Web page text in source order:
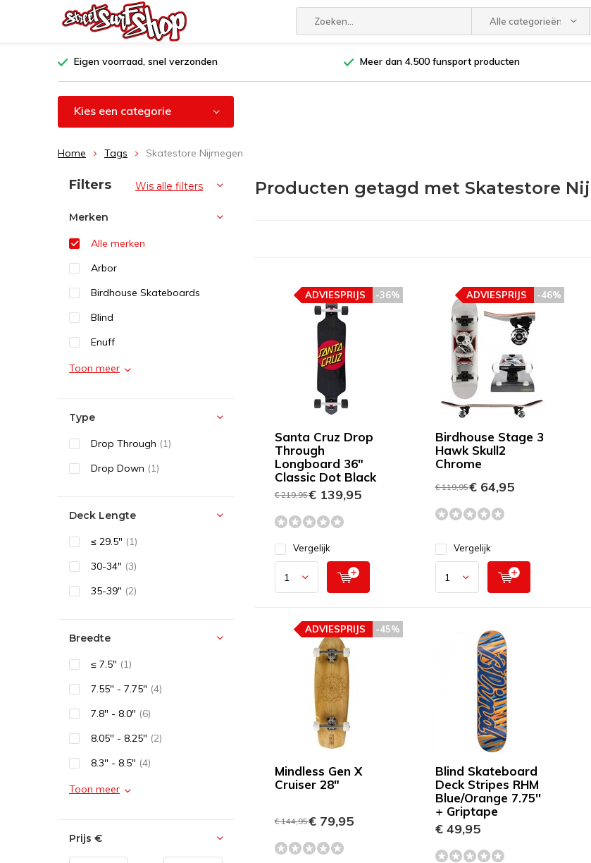
Alle categorieën
Eigen voorraad, snel verzonden Meer dan 4.500 funsport producten
Kies een categorie
Home Tags Skatestore Nijmegen
Producten getagd met Skatestore
Santa Cruz Drop
Through
Longboard 36"
Classic Dot Black
-36%
ADVIESPRIJS
€ 219,95€ 139,95
Vergelijk
Birdhouse Stage 3
Hawk Skull2
Chrome
-46%
ADVIESPRIJS
€ 119,95€ 64,95
Vergelijk
Mindless Gen X
Cruiser 28"
-45%
ADVIESPRIJS
€ 144,95€ 79,95
Blind Skateboard
Deck Stripes RHM
Blue/Orange 7.75''
+ Griptape
€ 49,95
Sorteren op:
Filters Wis alle filters
Merken
Alle merken
Arbor
Birdhouse Skateboards
Blind
Enuff
Toon meer
Type
Drop Through (1)
Drop Down (1)
Deck Lengte
≤ 29.5″ (1)
30-34" (3)
35-39" (2)
Breedte
≤ 7.5″ (1)
7.55″ - 7.75″ (4)
7.8″ - 8.0″ (6)
8.05″ - 8.25″ (2)
8.3″ - 8.5″ (4)
Toon meer
Prijs €